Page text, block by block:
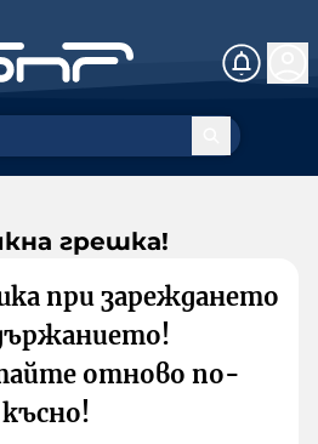
грешка!
при зареждането
отново по-
късно!